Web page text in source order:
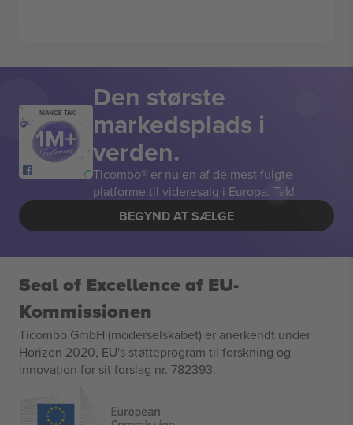
MANGE TAK! Den største
markedsplads i
verden.
Ticombo® er nu en af de mest fulgte
platforme til videresalg i Europa. Tak!
BEGYND AT SÆLGE
Seal of Excellence af EU-
Kommissionen
Ticombo GmbH (moderselskabet) er anerkendt under
Horizon 2020, EU's støtteprogram til forskning og
innovation for sit forslag nr. 782393.